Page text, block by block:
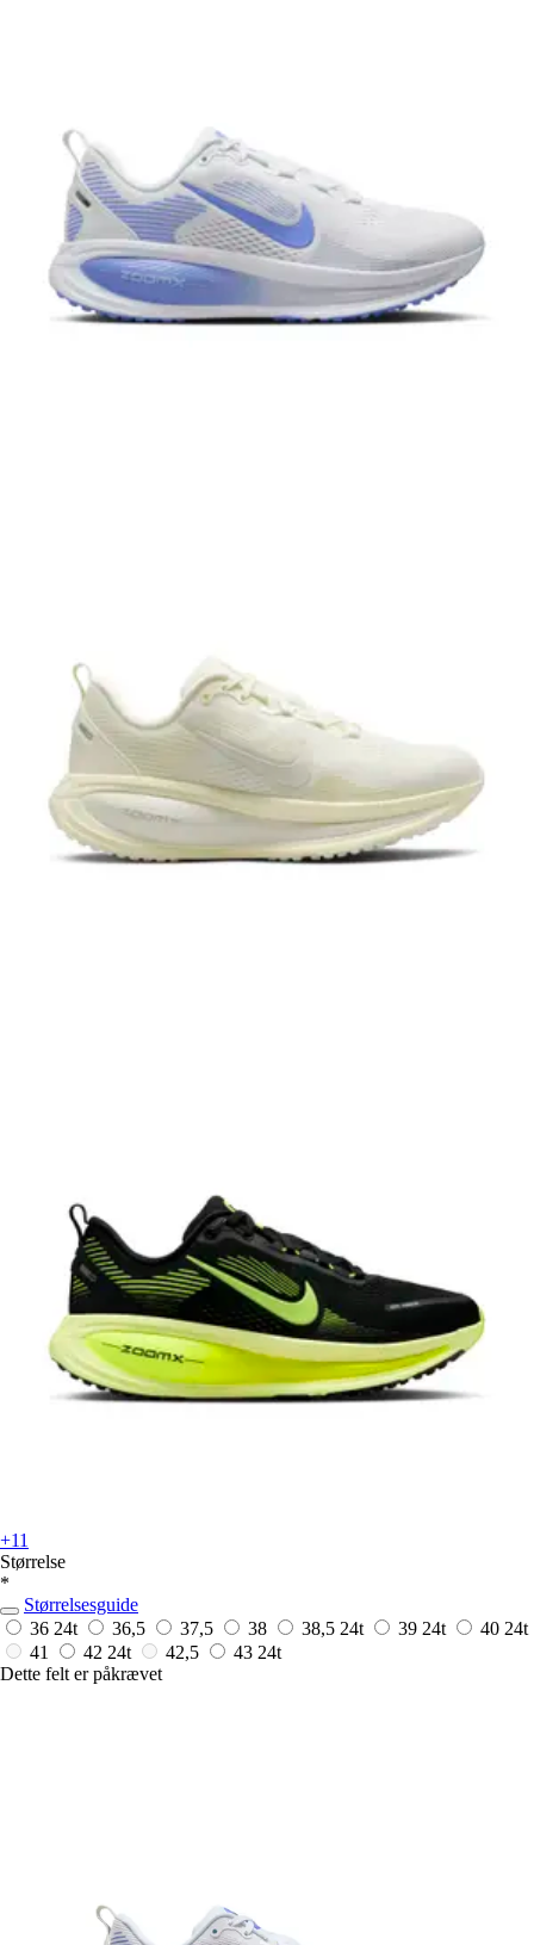
+11
Størrelse
*
Størrelsesguide
36 24t 36,5 37,5 38 38,5 24t 39 24t 40 24t
41
42 24t 42,5 43 24t
Dette felt er påkrævet